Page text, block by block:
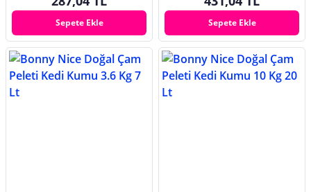
Sepete Ekle Sepete Ekle